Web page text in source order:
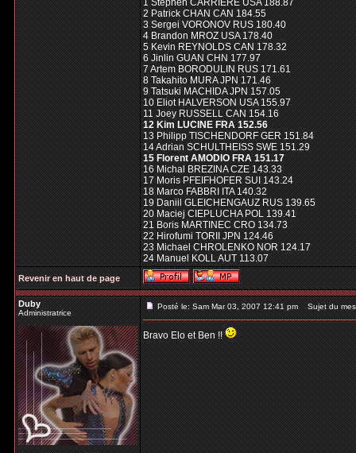
1 Stephen CARRIERE USA 188.87
2 Patrick CHAN CAN 184.55
3 Sergei VORONOV RUS 180.40
4 Brandon MROZ USA 178.40
5 Kevin REYNOLDS CAN 178.32
6 Jinlin GUAN CHN 177.97
7 Artem BORODULIN RUS 171.61
8 Takahito MURA JPN 171.46
9 Tatsuki MACHIDA JPN 157.05
10 Eliot HALVERSON USA 155.97
11 Joey RUSSELL CAN 154.16
12 Kim LUCINE FRA 152.56
13 Philipp TISCHENDORF GER 151.84
14 Adrian SCHULTHEISS SWE 151.29
15 Florent AMODIO FRA 151.17
16 Michal BREZINA CZE 143.33
17 Moris PFEIFHOFER SUI 143.24
18 Marco FABBRI ITA 140.32
19 Daniil GLEICHENGAUZ RUS 139.65
20 Maciej CIEPLUCHA POL 139.41
21 Boris MARTINEC CRO 134.73
22 Hirofumi TORII JPN 124.46
23 Michael CHROLENKO NOR 124.17
24 Manuel KOLL AUT 113.07
Revenir en haut de page
Duby
Administratrice
Posté le: Sam Mar 03, 2007 12:41 pm Sujet du
Bravo Elo et Ben !!